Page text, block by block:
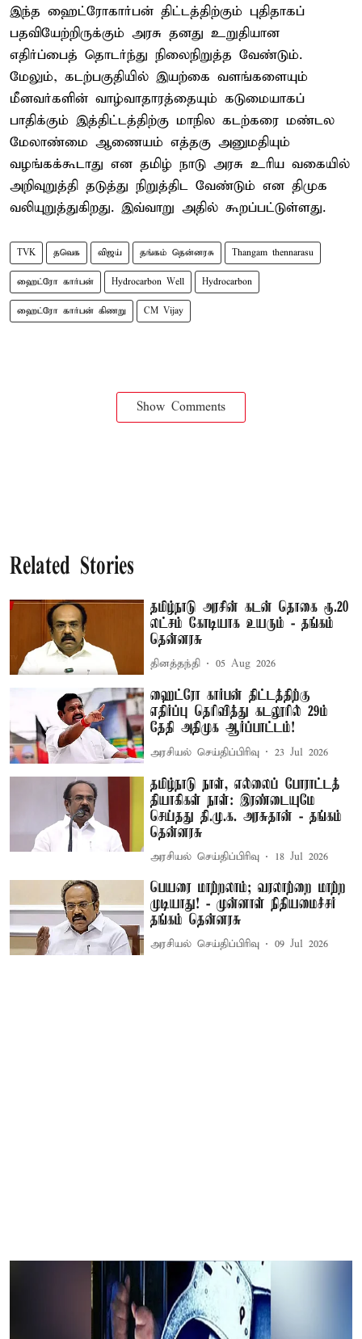
இந்த ஹைட்ரோகார்பன் திட்டத்திற்கும் புதிதாகப்
பதவியேற்றிருக்கும் அரசு தனது உறுதியான
எதிர்ப்பைத் தொடர்ந்து நிலைநிறுத்த வேண்டும்.
மேலும், கடற்பகுதியில் இயற்கை வளங்களையும்
மீனவர்களின் வாழ்வாதாரத்தையும் கடுமையாகப்
பாதிக்கும் இத்திட்டத்திற்கு மாநில கடற்கரை மண்டல
மேலாண்மை ஆணையம் எத்தகு அனுமதியும்
வழங்கக்கூடாது என தமிழ் நாடு அரசு உரிய வகையில்
அறிவுறுத்தி தடுத்து நிறுத்திட வேண்டும் என திமுக
வலியுறுத்துகிறது. இவ்வாறு அதில் கூறப்பட்டுள்ளது.
TVK தவெக விஜய் தங்கம் தென்னரசு Thangam thennarasu
ஹைட்ரோ கார்பன் Hydrocarbon Well Hydrocarbon
ஹைட்ரோ கார்பன் கிணறு CM Vijay
Show Comments
Related Stories
தமிழ்நாடு அரசின் கடன் தொகை ரூ.20
லட்சம் கோடியாக உயரும் - தங்கம்
தென்னரசு
தினத்தந்தி 05 Aug 2026
ஹைட்ரோ கார்பன் திட்டத்திற்கு
எதிர்ப்பு தெரிவித்து கடலூரில் 29ம்
தேதி அதிமுக ஆர்ப்பாட்டம்!
அரசியல் செய்திப்பிரிவு 23 Jul 2026
தமிழ்நாடு நாள், எல்லைப் போராட்டத்
தியாகிகள் நாள்: இரண்டையுமே
செய்தது தி.மு.க. அரசுதான் - தங்கம்
தென்னரசு
அரசியல் செய்திப்பிரிவு 18 Jul 2026
பெயரை மாற்றலாம்; வரலாற்றை மாற்ற
முடியாது! - முன்னாள் நிதியமைச்சர்
தங்கம் தென்னரசு
அரசியல் செய்திப்பிரிவு 09 Jul 2026